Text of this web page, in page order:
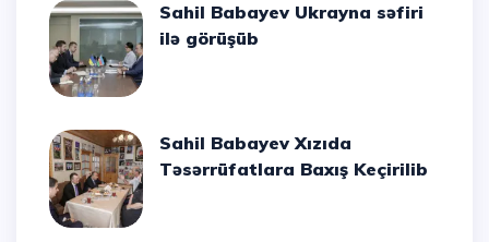
Sahil Babayev Ukrayna səfiri
ilə görüşüb
Sahil Babayev Xızıda
Təsərrüfatlara Baxış Keçirilib